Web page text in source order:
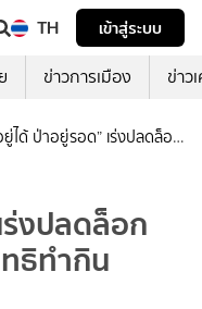
TH
เข้าสู่ระบบ
ข่าวการเมือง ข่าว
ยู่ได้ ป่าอยู่รอด” เร่งปลดล็อก
ร่งปลดล็อก
ธิทำกิน